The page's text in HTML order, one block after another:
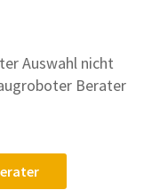
Auswahl nicht
Berater